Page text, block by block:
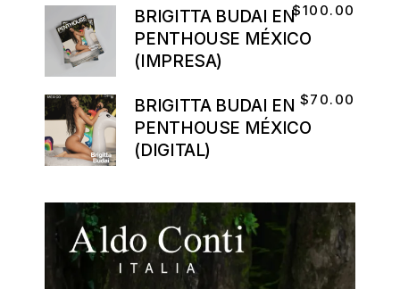
BRIGITTA BUDAI EN
PENTHOUSE MÉXICO
(IMPRESA)
$100.00
BRIGITTA BUDAI EN
PENTHOUSE MÉXICO
(DIGITAL)
$70.00